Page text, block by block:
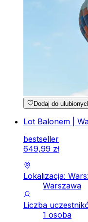
Dodaj do
Lot Balonem |
bestseller
649,99 zł
Lokalizacja:
Warszawa
Liczba
1 osoba